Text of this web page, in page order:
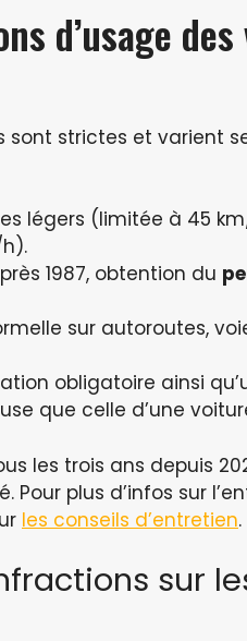
d’usage
strictes et varient
légers (limitée à 45
1987, obtention du
sur autoroutes,
obligatoire ainsi
que celle d’une
les trois ans depuis
plus d’infos sur
les conseils d’entretien.
sur